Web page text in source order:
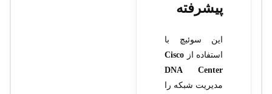
پیشرفته
این سوئیچ با
استفاده از Cisco
DNA Center
مدیریت شبکه را